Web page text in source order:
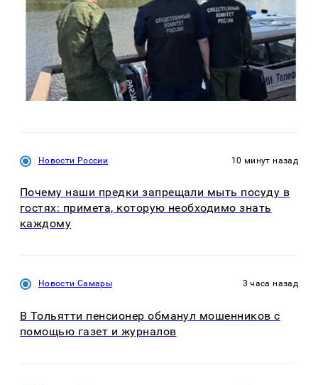
Новости России 10 минут назад
Почему наши предки запрещали мыть посуду в
гостях: примета, которую необходимо знать
каждому
Новости Самары 3 часа назад
В Тольятти пенсионер обманул мошенников с
помощью газет и журналов